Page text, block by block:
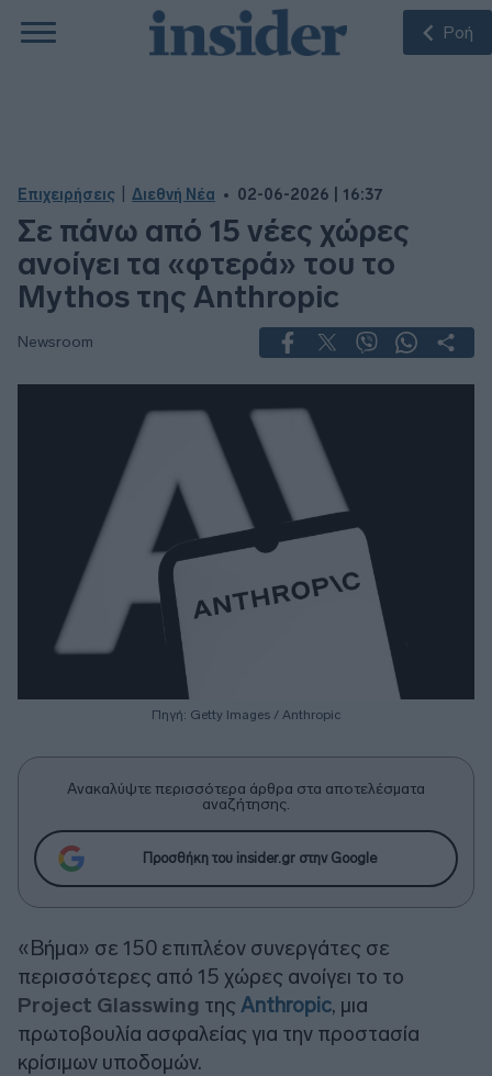
Ροή
Επιχειρήσεις Διεθνή Νέα 02-06-2026 | 16:37
Σε πάνω από 15 νέες χώρες
ανοίγει τα «φτερά» του το
Mythos της Anthropic
Newsroom
Πηγή: Getty Images / Anthropic
Ανακαλύψτε περισσότερα άρθρα στα αποτελέσματα
αναζήτησης.
Προσθήκη του insider.gr στην Google
«Βήμα» σε 150 επιπλέον συνεργάτες σε
περισσότερες από 15 χώρες ανοίγει το το
Project Glasswing της Anthropic, μια
πρωτοβουλία ασφαλείας για την προστασία
κρίσιμων υποδομών.